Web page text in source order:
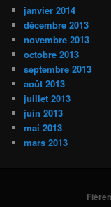
janvier 2014
décembre 2013
novembre 2013
octobre 2013
septembre 2013
août 2013
juillet 2013
juin 2013
mai 2013
mars 2013